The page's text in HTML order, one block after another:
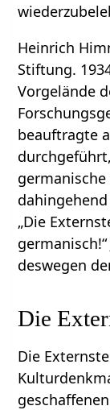
Heinrich
Stiftung.
Vorgelände
beauftragte
„Die
deswegen
Die
Die